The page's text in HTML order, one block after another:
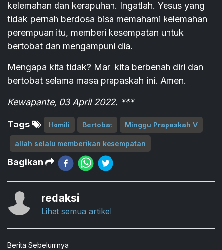
kelemahan dan kerapuhan. Ingatlah. Yesus yang
tidak pernah berdosa bisa memahami kelemahan
perempuan itu, memberi kesempatan untuk
bertobat dan mengampuni dia.
Mengapa kita tidak? Mari kita berbenah diri dan
bertobat selama masa prapaskah ini. Amen.
Kewapante, 03 April 2022. ***
Tags Homili Bertobat Minggu Prapaskah V
allah selalu memberikan kesempatan
Bagikan
redaksi
Lihat semua artikel
Berita Sebelumnya